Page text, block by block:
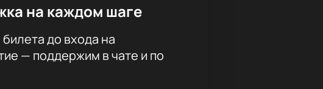
на каждом шаге
до входа на
— поддержим в чате и по